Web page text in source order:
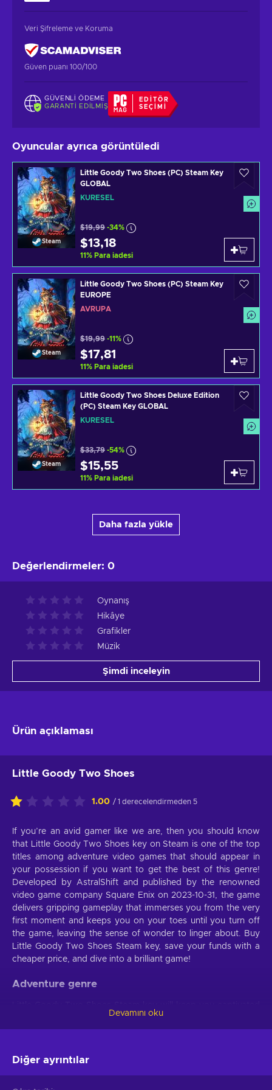
Veri Şifreleme ve Koruma
Güven puanı 100/100
GÜVENLI ÖDEME
GARANTI EDILMIŞ
EDITÖR
SEÇIMI
Oyuncular ayrıca görüntüledi
Steam
Little Goody Two Shoes (PC) Steam Key
GLOBAL
KÜRESEL
$19,99 -34%
$13,18
11% Para iadesi
Steam
Little Goody Two Shoes (PC) Steam Key
EUROPE
AVRUPA
$19,99 -11%
$17,81
11% Para iadesi
Steam
Little Goody Two Shoes Deluxe Edition
(PC) Steam Key GLOBAL
KÜRESEL
$33,79 -54%
$15,55
11% Para iadesi
Daha fazla yükle
Değerlendirmeler: 0
Oynanış
Hikâye
Grafikler
Müzik
Şimdi inceleyin
Ürün açıklaması
Little Goody Two Shoes
1.00 / 1 derecelendirmeden 5
If you’re an avid gamer like we are, then you should know
that Little Goody Two Shoes key on Steam is one of the top
titles among adventure video games that should appear in
your possession if you want to get the best of this genre!
Developed by AstralShift and published by the renowned
video game company Square Enix on 2023-10-31, the game
delivers gripping gameplay that immerses you from the very
first moment and keeps you on your toes until you turn off
the game, leaving the sense of wonder to linger about. Buy
Little Goody Two Shoes Steam key, save your funds with a
cheaper price, and dive into a brilliant game!
Adventure genre
if you’re fed up with the monotonous nature of video games
that have no end goal. Set tactics for every stage of the
mission. Congratulate yourself at every small victory and
Devamını oku
Diğer ayrıntılar